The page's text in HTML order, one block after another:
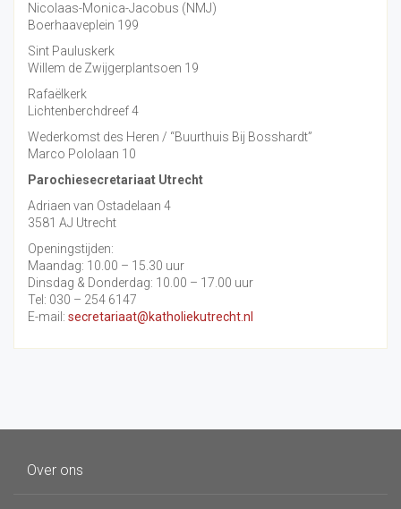
Nicolaas-Monica-Jacobus (NMJ)
Boerhaaveplein 199
Sint Pauluskerk
Willem de Zwijgerplantsoen 19
Rafaëlkerk
Lichtenberchdreef 4
Wederkomst des Heren / “Buurthuis Bij Bosshardt”
Marco Pololaan 10
Parochiesecretariaat Utrecht
Adriaen van Ostadelaan 4
3581 AJ Utrecht
Openingstijden:
Maandag: 10.00 – 15.30 uur
Dinsdag & Donderdag: 10.00 – 17.00 uur
Tel: 030 – 254 6147
E-mail: secretariaat@katholiekutrecht.nl
Over ons